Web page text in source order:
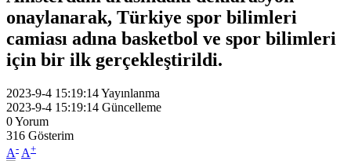
onaylanarak, Türkiye spor bilimleri
camiası adına basketbol ve spor bilimleri
için bir ilk gerçekleştirildi.
2023-9-4 15:19:14Yayınlanma
2023-9-4 15:19:14 Güncelleme
0Yorum
316 Gösterim
A- A+